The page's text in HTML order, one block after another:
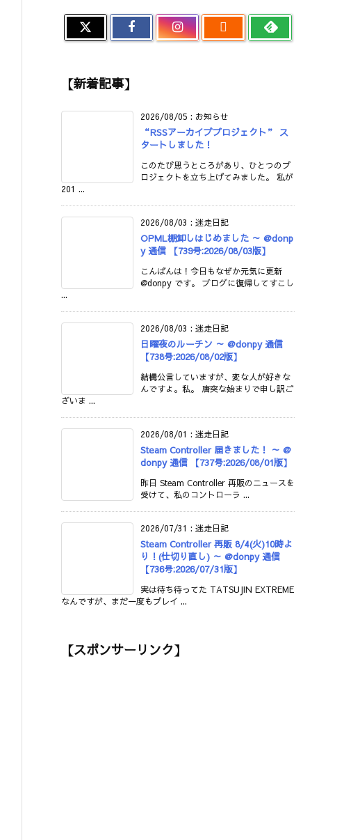

【新着記事】
2026/08/05 : お知らせ
“RSSアーカイブプロジェクト” ス
タートしました！
このたび思うところがあり、ひとつのプ
ロジェクトを立ち上げてみました。 私が
201 ...
2026/08/03 : 迷走日記
OPML棚卸しはじめました ～ @donp
y 通信 【739号:2026/08/03版】
こんばんは！今日もなぜか元気に更新
@donpy です。 ブログに復帰してすこし
...
2026/08/03 : 迷走日記
日曜夜のルーチン ～ @donpy 通信
【738号:2026/08/02版】
結構公言していますが、変な人が好きな
んですよ。私。 唐突な始まりで申し訳ご
ざいま ...
2026/08/01 : 迷走日記
Steam Controller 届きました！ ～ @
donpy 通信 【737号:2026/08/01版】
昨日 Steam Controller 再販のニュースを
受けて、私のコントローラ ...
2026/07/31 : 迷走日記
Steam Controller 再販 8/4(火)10時よ
り！(仕切り直し) ～ @donpy 通信
【736号:2026/07/31版】
実は待ち待ってた TATSUJIN EXTREME
なんですが、まだ一度もプレイ ...
【スポンサーリンク】